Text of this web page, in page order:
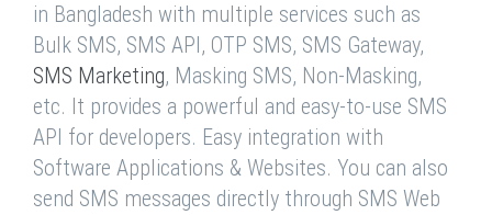
in Bangladesh with multiple services such as
Bulk SMS, SMS API, OTP SMS, SMS Gateway,
SMS Marketing, Masking SMS, Non-Masking,
etc. It provides a powerful and easy-to-use SMS
API for developers. Easy integration with
Software Applications & Websites. You can also
send SMS messages directly through SMS Web